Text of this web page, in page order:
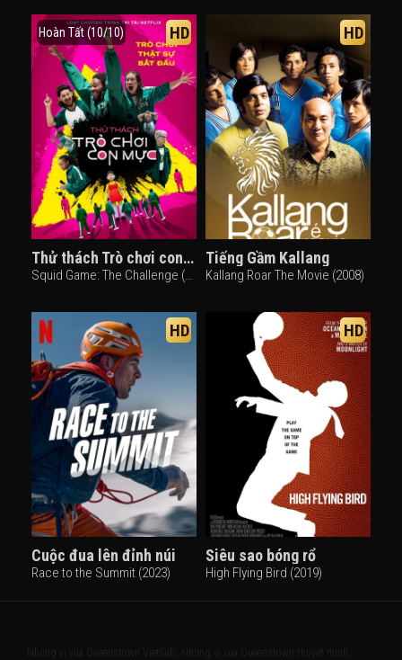
Hoàn Tất (10/10) HD
Thử thách Trò chơi con mực
Squid Game: The Challenge (2023)
HD
Tiếng Gầm Kallang
Kallang Roar The Movie (2008)
HD
Cuộc đua lên đỉnh núi
Race to the Summit (2023)
HD
Siêu sao bóng rổ
High Flying Bird (2019)
Những vị vua Queenstown VietSub, Những vị vua Queenstown thuyết minh,